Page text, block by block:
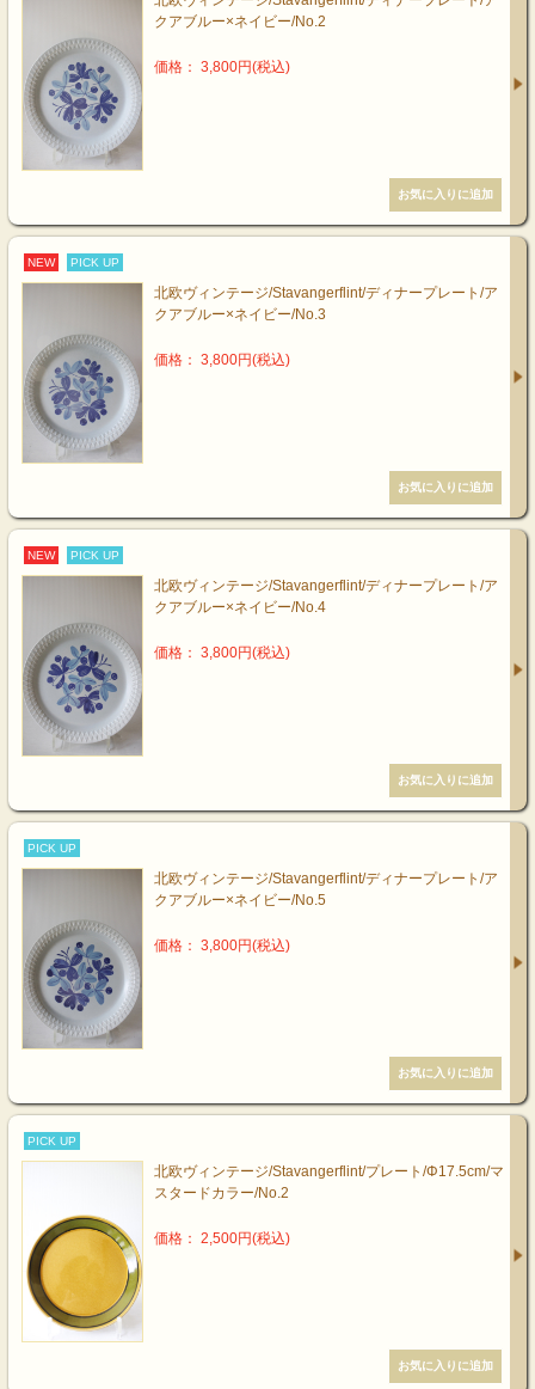
クアブルー×ネイビー/No.2
価格： 3,800円(税込)
NEW PICK UP
北欧ヴィンテージ/Stavangerflint/ディナープレート/ア
クアブルー×ネイビー/No.3
価格： 3,800円(税込)
NEW PICK UP
北欧ヴィンテージ/Stavangerflint/ディナープレート/ア
クアブルー×ネイビー/No.4
価格： 3,800円(税込)
PICK UP
北欧ヴィンテージ/Stavangerflint/ディナープレート/ア
クアブルー×ネイビー/No.5
価格： 3,800円(税込)
PICK UP
北欧ヴィンテージ/Stavangerflint/プレート/Φ17.5cm/マ
スタードカラー/No.2
価格： 2,500円(税込)